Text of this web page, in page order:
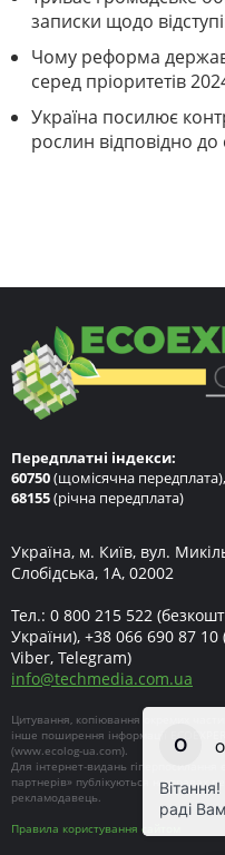
записки щодо
Чому реформа
серед пріоритетів
Україна посилює
рослин відповідно
Передплатні індекси:
60750(щомісячна передплата),
68155(річна передплата)
Україна, м. Київ, вул.
Слобідська, 1А, 02002
Тел.: 0 800 215 522
України), +38 066 690 87 10
Viber, Telegram)
info@techmedia.com.ua
Цитування, копіювання окремих
інше поширення інформації
(www.ecolog-ua.com).
Для інтернет-видань гіперпосилання
партнерів» публікуються на правах
рекламодавець.
Правила користування сайтом